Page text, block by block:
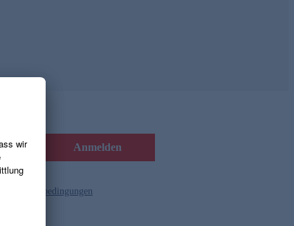
Anmelden
Gutscheinbedingungen